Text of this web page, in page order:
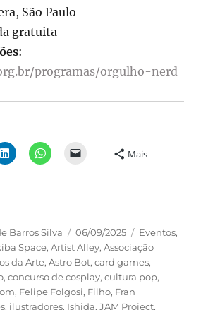
São Paulo
gratuita
:
programas/orgulho-nerd
Mais
Barros Silva
Publicado
em
06/09/2025 Categorias
Eventos,
Space,Artist Alley,Associação
da Arte,Astro Bot,card games,
,concurso de cosplay,cultura pop,
, Felipe Folgosi, Filho, Fran
, ilustradores, Ishida,JAM Project,